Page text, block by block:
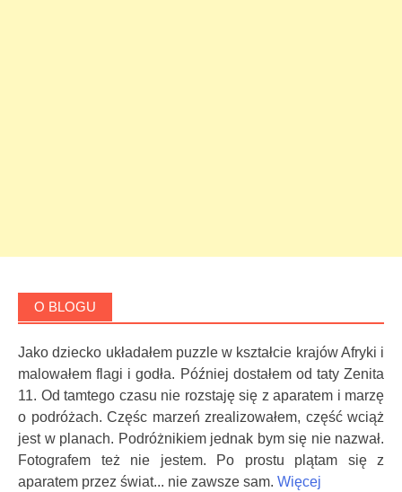
O BLOGU
Jako dziecko układałem puzzle w kształcie krajów Afryki i
malowałem flagi i godła. Później dostałem od taty Zenita
11. Od tamtego czasu nie rozstaję się z aparatem i marzę
o podróżach. Częśc marzeń zrealizowałem, część wciąż
jest w planach. Podróżnikiem jednak bym się nie nazwał.
Fotografem też nie jestem. Po prostu plątam się z
aparatem przez świat... nie zawsze sam. Więcej